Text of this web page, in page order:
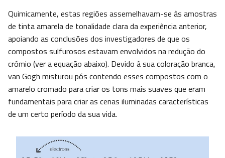
Quimicamente, estas regiões assemelhavam-se às amostras
de tinta amarela de tonalidade clara da experiência anterior,
apoiando as conclusões dos investigadores de que os
compostos sulfurosos estavam envolvidos na redução do
crómio (ver a equação abaixo). Devido à sua coloração branca,
van Gogh misturou pós contendo esses compostos com o
amarelo cromado para criar os tons mais suaves que eram
fundamentais para criar as cenas iluminadas características
de um certo período da sua vida.